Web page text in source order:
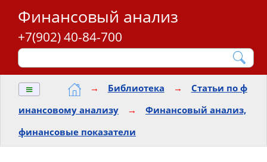
Финансовый анализ
+7(902) 40-84-700
≡ → Библиотека →
Статьи по ф
инансовому анализу
→
Финансовый анализ,
финансовые показатели